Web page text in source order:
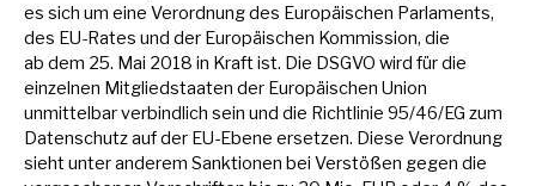
es sich um eine Verordnung des Europäischen Parlaments,
des EU-Rates und der Europäischen Kommission, die
ab dem 25. Mai 2018 in Kraft ist. Die DSGVO wird für die
einzelnen Mitgliedstaaten der Europäischen Union
unmittelbar verbindlich sein und die Richtlinie 95/46/EG zum
Datenschutz auf der EU-Ebene ersetzen. Diese Verordnung
sieht unter anderem Sanktionen bei Verstößen gegen die